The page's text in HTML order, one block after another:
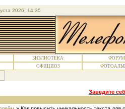
2026, 14:35
БИБЛИОТЕКА
ФОРУМ
ОФИЦИОЗ
Заведите